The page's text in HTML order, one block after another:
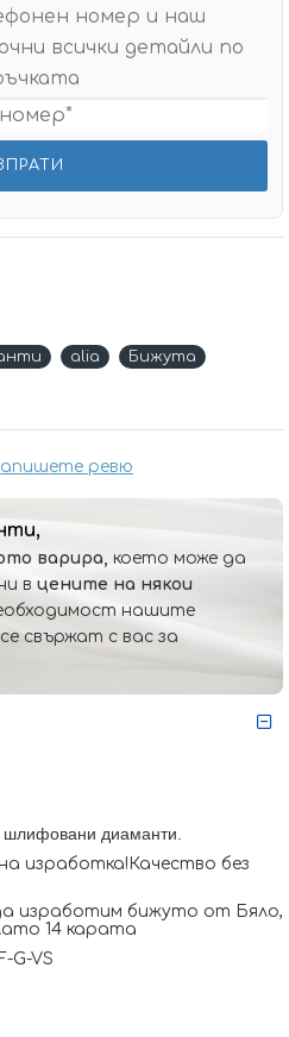
ревю
номер и наш
всички детайли по
alia
Бижута
варира, което може да
в цените на някои
нашите
свържат с вас за
шлифовани диаманти.
изработка!Качество без
изработим бижуто от Бяло,
14 карата
G-VS